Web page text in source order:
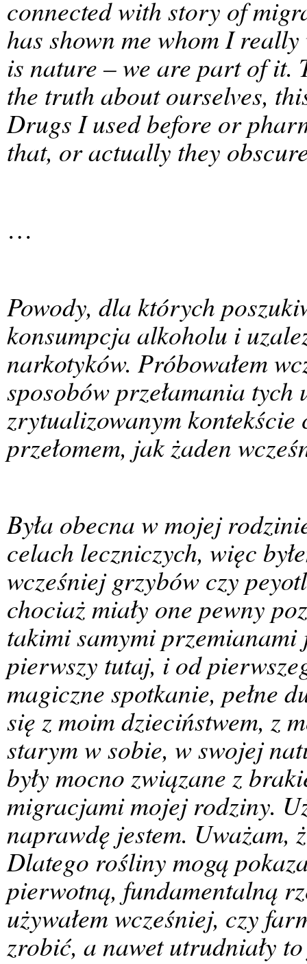
connected with story of
has shown me whom I
is nature – we are part of it.
the truth about ourselves,
Drugs I used before or
that, or actually they
…
Powody, dla których
konsumpcja alkoholu i
narkotyków. Próbowałem
sposobów przełamania
zrytualizowanym kontekście
przełomem, jak żaden
Była obecna w mojej
celach leczniczych, więc
wcześniej grzybów czy
chociaż miały one pewny
takimi samymi przemianami
pierwszy tutaj, i od
magiczne spotkanie, pełne
się z moim dzieciństwem, z
starym w sobie, w swojej
były mocno związane z
migracjami mojej rodziny.
naprawdę jestem. Uważam,
Dlatego rośliny mogą
pierwotną, fundamentalną
używałem wcześniej, czy
zrobić, a nawet utrudniały